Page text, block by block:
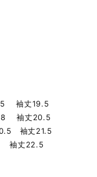
袖丈19.5
袖丈20.5
袖丈21.5
袖丈22.5